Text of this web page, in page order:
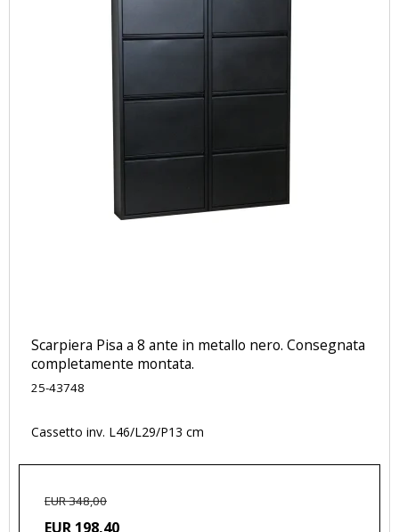
Scarpiera Pisa a 8 ante in metallo nero. Consegnata
completamente montata.
25-43748
Cassetto inv. L46/L29/P13 cm
EUR 348,00
EUR 198,40